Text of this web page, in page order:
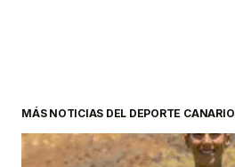
MÁS NOTICIAS DEL DEPORTE CANARIO